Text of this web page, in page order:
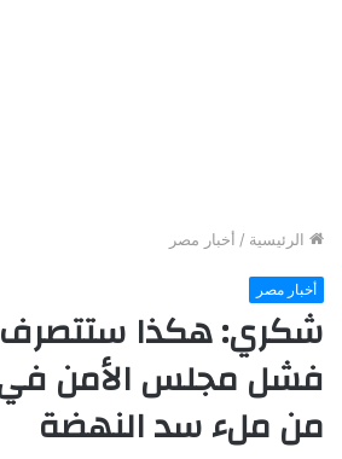
الرئيسية / أخبار مصر
أخبار مصر
شكري: هكذا ستتصرف
فشل مجلس الأمن في
من ملء سد النهضة